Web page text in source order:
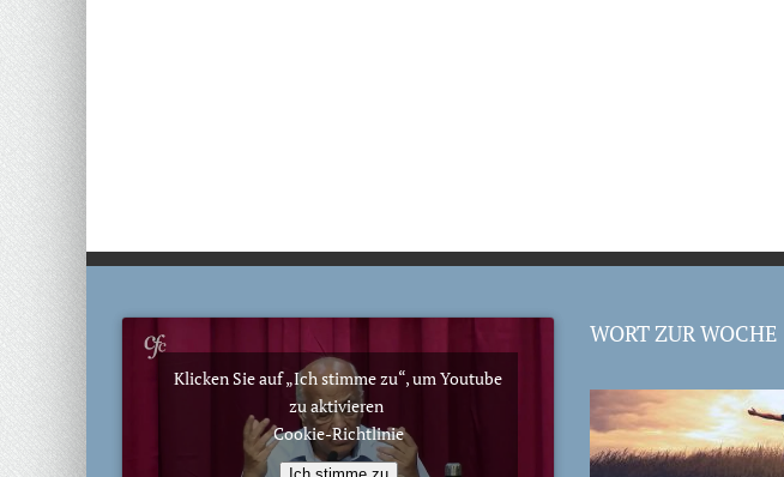
Klicken Sie auf „Ich stimme zu“, um Youtube
zu aktivieren
Cookie-Richtlinie
WORT ZUR WOCHE